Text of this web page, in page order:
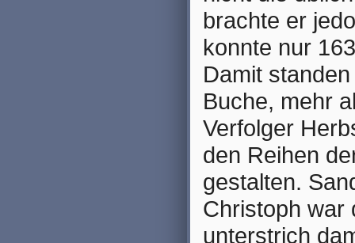
brachte er
konnte nur
Damit
Buche, mehr
Verfolger
den Reihen
gestalten.
Christoph war
unterstrich